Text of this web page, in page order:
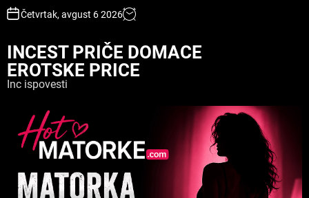
Četvrtak, avgust 6 2026
INCEST PRIČE DOMACE
EROTSKE PRICE
Inc ispovesti